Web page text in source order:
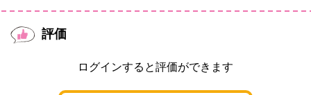
評価
ログインすると評価ができます